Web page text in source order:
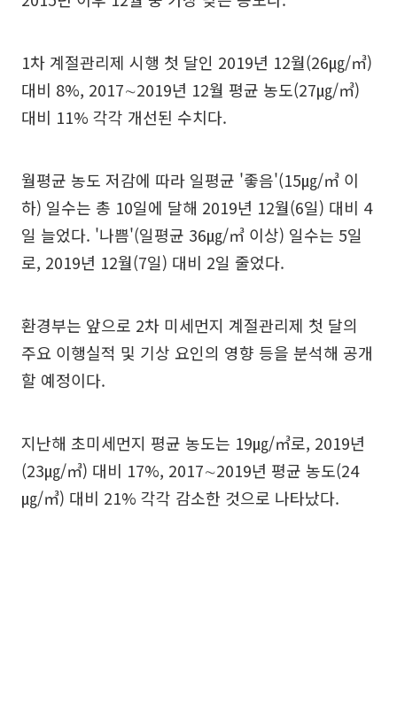
1차 계절관리제 시행 첫 달인 2019년 12월(26㎍/㎥)
대비 8%, 2017∼2019년 12월 평균 농도(27㎍/㎥)
대비 11% 각각 개선된 수치다.
월평균 농도 저감에 따라 일평균 '좋음'(15㎍/㎥ 이
하) 일수는 총 10일에 달해 2019년 12월(6일) 대비 4
일 늘었다. '나쁨'(일평균 36㎍/㎥ 이상) 일수는 5일
로, 2019년 12월(7일) 대비 2일 줄었다.
환경부는 앞으로 2차 미세먼지 계절관리제 첫 달의
주요 이행실적 및 기상 요인의 영향 등을 분석해 공개
할 예정이다.
지난해 초미세먼지 평균 농도는 19㎍/㎥로, 2019년
(23㎍/㎥) 대비 17%, 2017∼2019년 평균 농도(24
㎍/㎥) 대비 21% 각각 감소한 것으로 나타났다.